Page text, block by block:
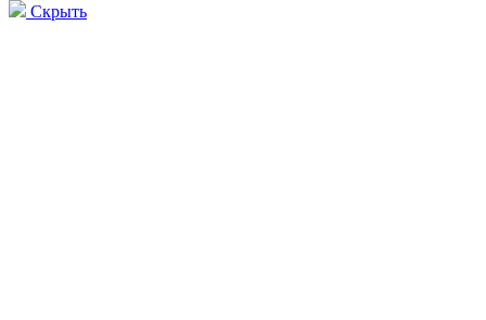
Скрыть